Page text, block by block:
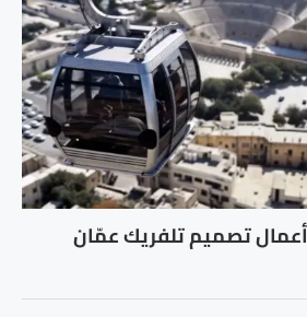
تصميم تلفريك عمّان